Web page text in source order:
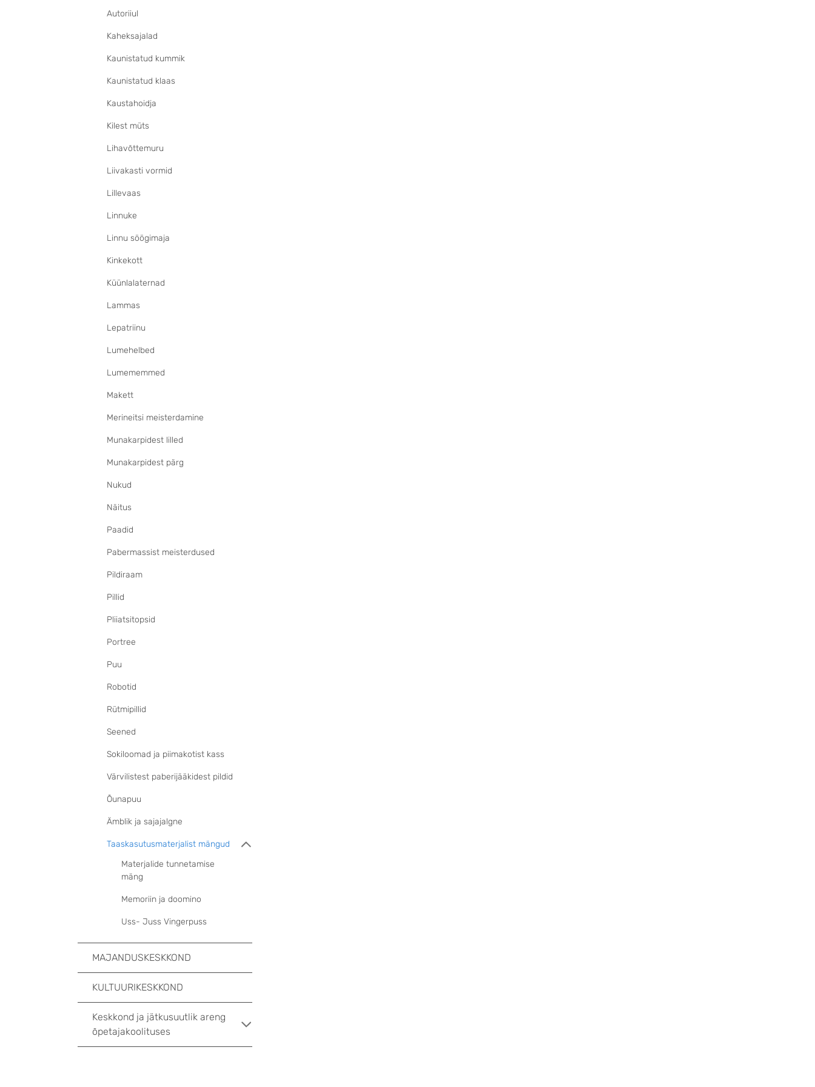
Autoriiul
Kaheksajalad
Kaunistatud kummik
Kaunistatud klaas
Kaustahoidja
Kilest müts
Lihavõttemuru
Liivakasti vormid
Lillevaas
Linnuke
Linnu söögimaja
Kinkekott
Küünlalaternad
Lammas
Lepatriinu
Lumehelbed
Lumememmed
Makett
Merineitsi meisterdamine
Munakarpidest lilled
Munakarpidest pärg
Nukud
Näitus
Paadid
Pabermassist meisterdused
Pildiraam
Pillid
Pliiatsitopsid
Portree
Puu
Robotid
Rütmipillid
Seened
Sokiloomad ja piimakotist kass
Värvilistest paberijääkidest pildid
Õunapuu
Ämblik ja sajajalgne
Taaskasutusmaterjalist mängud
Materjalide tunnetamise
mäng
Memoriin ja doomino
Uss- Juss Vingerpuss
MAJANDUSKESKKOND
KULTUURIKESKKOND
Keskkond ja jätkusuutlik areng
õpetajakoolituses